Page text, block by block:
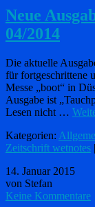
Neue
04/2014
Die aktuelle
für fortgeschrittene
Messe „boot“ in
Ausgabe ist
Lesen nicht …
Kategorien:
Zeitschrift wetnotes |
14. Januar 2015
von Stefan
Keine Kommentare